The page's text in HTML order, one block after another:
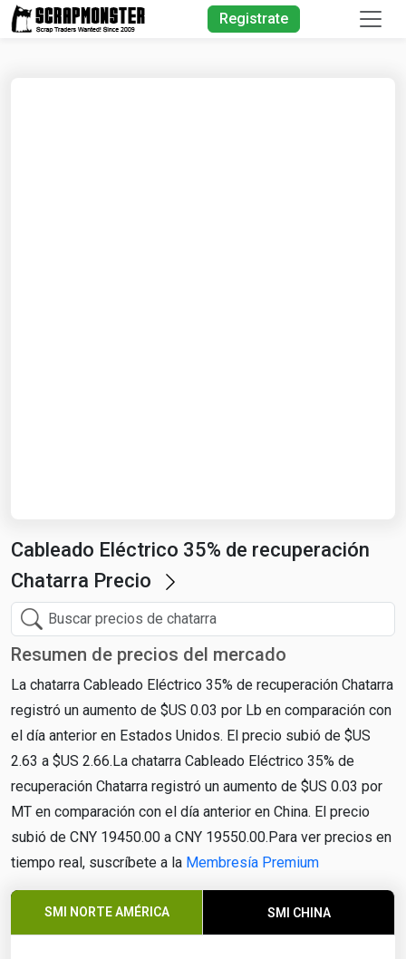
Registrate
Cableado Eléctrico 35% de recuperación
Chatarra Precio
Resumen de precios del mercado
La chatarra Cableado Eléctrico 35% de recuperación Chatarra
registró un aumento de $US 0.03 por Lb en comparación con
el día anterior en Estados Unidos. El precio subió de $US
2.63 a $US 2.66.La chatarra Cableado Eléctrico 35% de
recuperación Chatarra registró un aumento de $US 0.03 por
MT en comparación con el día anterior en China. El precio
subió de CNY 19450.00 a CNY 19550.00.Para ver precios en
tiempo real, suscríbete a la Membresía Premium
SMI NORTE AMÉRICA SMI CHINA
Quick Search